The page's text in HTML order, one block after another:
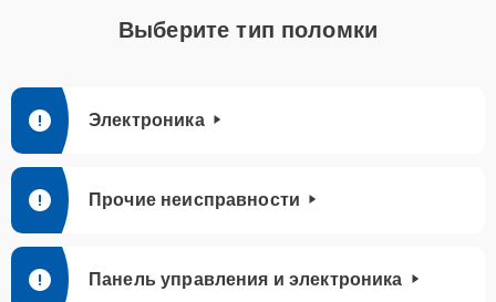
Выберите тип поломки
Электроника
Прочие неисправности
Панель управления и электроника